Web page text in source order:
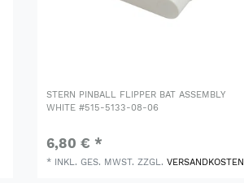
STERN PINBALL FLIPPER BAT ASSEMBLY
WHITE #515-5133-08-06
6,80 € *
* INKL. GES. MWST. ZZGL.VERSANDKOSTEN